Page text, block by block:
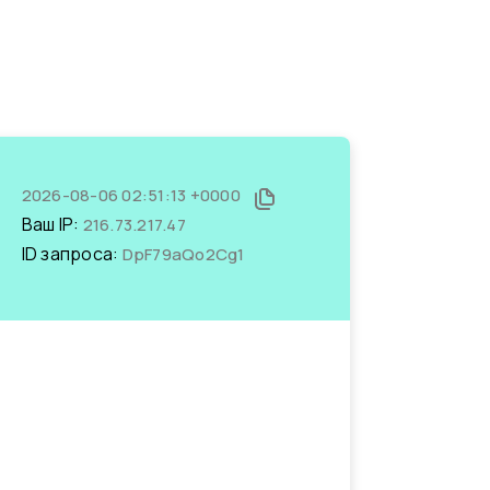
2026-08-06 02:51:13 +0000
Ваш IP: 216.73.217.47
ID запроса: DpF79aQo2Cg1